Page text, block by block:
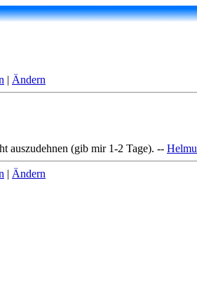
| Ändern
auszudehnen (gib mir 1-2 Tage). --
| Ändern